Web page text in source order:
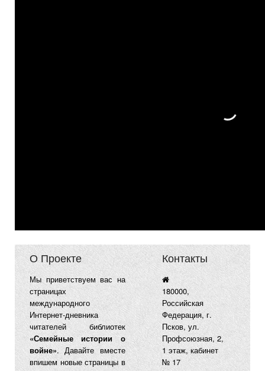
О Проекте
Мы приветствуем вас на
страницах
международного
Интернет-дневника
читателей библиотек
«Семейные истории о
войне». Давайте вместе
впишем новые страницы в
Контакты
180000,
Российская
Федерация, г.
Псков, ул.
Профсоюзная, 2,
1 этаж, кабинет
№ 17